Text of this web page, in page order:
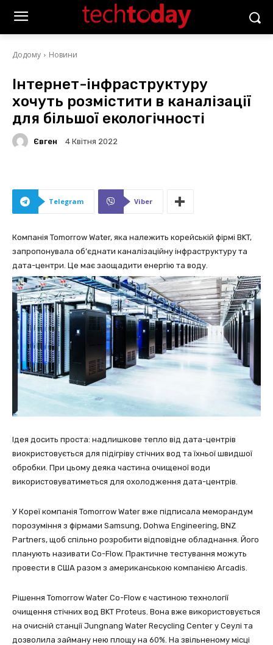
Додому Новини
Інтернет-інфраструктуру
хочуть розмістити в каналізації
для більшої екологічності
Євген 4 Квітня 2022
Telegram Viber
Компанія Tomorrow Water, яка належить корейській фірмі BKT,
запропонувала об’єднати каналізаційну інфраструктуру та
дата-центри. Це має заощадити енергію та воду.
Ідея досить проста: надлишкове тепло від дата-центрів
виокристовується для підігріву стічних вод та їхньої швидшої
обробки. При цьому деяка частина очищеної води
використовуватиметься для охолодження дата-центрів.
У Кореї компанія Tomorrow Water вже підписала меморандум
порозуміння з фірмами Samsung, Dohwa Engineering, BNZ
Partners, щоб спільно розробити відповідне обладнання. Його
планують називати Co-Flow. Практичне тестування можуть
провести в США разом з американською компанією Arcadis.
Рішення Tomorrow Water Co-Flow є частиною технології
очищення стічних вод BKT Proteus. Вона вже використовується
на очисній станції Jungnang Water Recycling Center у Сеулі та
дозволила займану нею площу на 60%. На звільненому місці